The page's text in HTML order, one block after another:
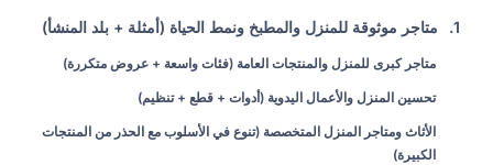
1. متاجر موثوقة للمنزل والمطبخ ونمط الحياة (أمثلة + بلد المنشأ)
متاجر كبرى للمنزل والمنتجات العامة (فئات واسعة + عروض متكررة)
تحسين المنزل والأعمال اليدوية (أدوات + قطع + تنظيم)
الأثاث ومتاجر المنزل المتخصصة (تنوع في الأسلوب مع الحذر من المنتجات
الكبيرة)